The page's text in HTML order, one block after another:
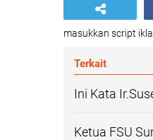
masukkan script
Terkait
Ini Kata
Ketua FSU